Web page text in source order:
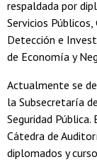
respaldada por
Servicios
Detección e
de Economía y
Actualmente se
la Subsecretaría
Seguridad
Cátedra de
diplomados y